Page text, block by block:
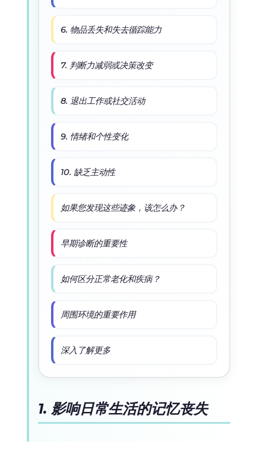
6. 物品丢失和失去循踪能力
7. 判断力减弱或决策改变
8. 退出工作或社交活动
9. 情绪和个性变化
10. 缺乏主动性
如果您发现这些迹象，该怎么办？
早期诊断的重要性
如何区分正常老化和疾病？
周围环境的重要作用
深入了解更多
1. 影响日常生活的记忆丧失